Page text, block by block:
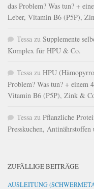
das Problem? Was tun? +
Leber, Vitamin B6 (P5P),
Tessa zu Supplemente
Komplex für HPU & Co.
Tessa zu HPU
Problem? Was tun? + einem
Vitamin B6 (P5P), Zink &
Tessa zu Pflanzliche
Presskuchen,
ZUFÄLLIGE BEITRÄGE
AUSLEITUNG